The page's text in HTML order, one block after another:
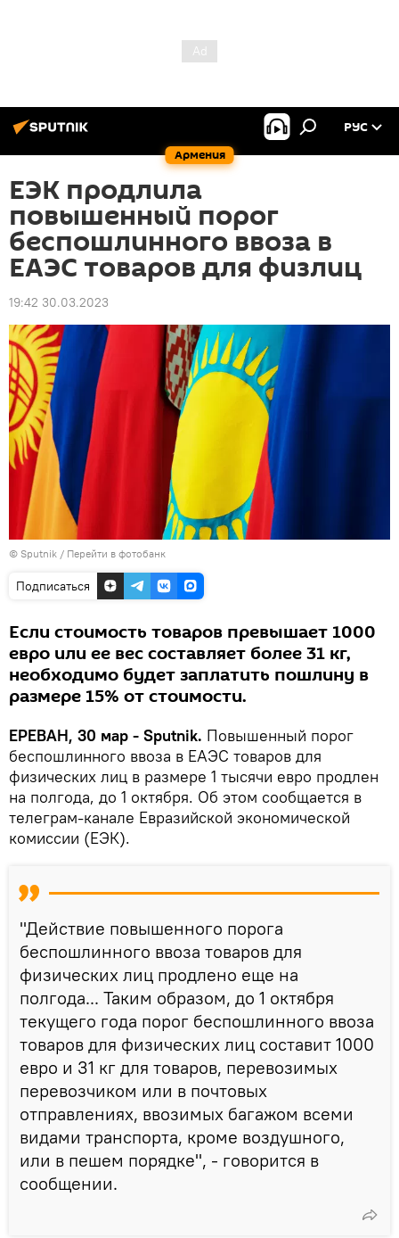
Армения
РУС
ЕЭК продлила
повышенный порог
беспошлинного ввоза в
ЕАЭС товаров для физлиц
19:42 30.03.2023
© Sputnik / Перейти в фотобанк
Подписаться
Если стоимость товаров превышает 1000
евро или ее вес составляет более 31 кг,
необходимо будет заплатить пошлину в
размере 15% от стоимости.
ЕРЕВАН, 30 мар - Sputnik. Повышенный порог
беспошлинного ввоза в ЕАЭС товаров для
физических лиц в размере 1 тысячи евро продлен
на полгода, до 1 октября. Об этом сообщается в
телеграм-канале Евразийской экономической
комиссии (ЕЭК).
"Действие повышенного порога
беспошлинного ввоза товаров для
физических лиц продлено еще на
полгода... Таким образом, до 1 октября
текущего года порог беспошлинного ввоза
товаров для физических лиц составит 1000
евро и 31 кг для товаров, перевозимых
перевозчиком или в почтовых
отправлениях, ввозимых багажом всеми
видами транспорта, кроме воздушного,
или в пешем порядке", - говорится в
сообщении.